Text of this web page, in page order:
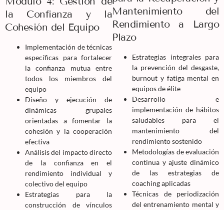
la Confianza y la
Cohesión del Equipo
Implementación de técnicas
específicas para fortalecer
la confianza mutua entre
todos los miembros del
equipo
Diseño y ejecución de
dinámicas grupales
orientadas a fomentar la
cohesión y la cooperación
efectiva
Análisis del impacto directo
de la confianza en el
rendimiento individual y
colectivo del equipo
Estrategias para la
construcción de vínculos
Mantenimiento del
Rendimiento a Largo
Plazo
Estrategias integrales para
la prevención del desgaste,
burnout y fatiga mental en
equipos de élite
Desarrollo e
implementación de hábitos
saludables para el
mantenimiento del
rendimiento sostenido
Metodologías de evaluación
continua y ajuste dinámico
de las estrategias de
coaching aplicadas
Técnicas de periodización
del entrenamiento mental y